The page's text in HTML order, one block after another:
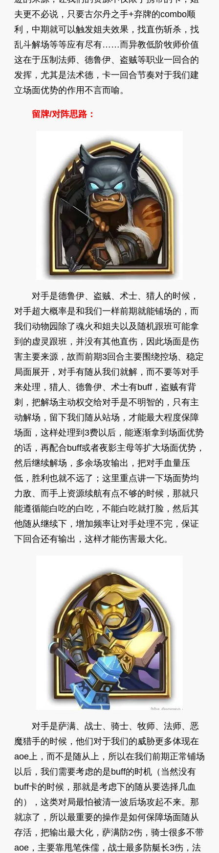
夫更不必说，只要古尔丹之手+弃牌的combo顺
利，中期就可以触发姐夫效果，找直伤斩杀，找
乱斗解场等等应有尽有……而异教低阶牧师价值
这在于压制法师、德鲁伊、盗贼等职业一回合的
发挥，尤其是法术德，卡一回合节奏对于我们建
立场面优势的作用不言而喻。
留牌/对阵思路：
对手是德鲁伊、盗贼、术士、猎人的时候，
对手超大概率是和我们一样前期就能铺场的，而
我们动物园除了魂火和姐夫以及随机跟班可能拿
到的虚灵跟班，并没有其他直伤，因此场面是伤
害主要来源，故而前期3回合主要围绕控场、稳定
局面展开，对手有随从我们就解，而不要等对手
来处理，猎人、德鲁伊、术士有buff，盗贼有背
刺，把解场主动权交给对手是不明智的，只有主
动解场，留下我们随从站场，才能最大程度保障
场面，这样处理到3费以后，能逐渐拿到场面优势
的话，再配合buff或者夜影主母等扩大场面优势，
然后继续解场，多余场攻输出，把对手血量压
低，胜利也就不远了；这里重点讲一下场面势均
力敌、而手上资源续航有点不够的时候，那就只
能遵循能白吃的白吃，不能白吃就打脸，然后其
他随从继续下，增加频率让对手处理不完，保证
下回合还有输出，这样才能伤害最大化。
对手是萨满、战士、骑士、牧师、法师、恶
魔猎手的时候，他们对于我们的威胁更多体现在
aoe上，而不是随从上，所以在我们前期正常铺场
以后，我们需要考虑的是buff的时机（当然没有
buff卡的时候，那就是考虑下的随从要选择几血
的），这类对局最怕被清一波后场攻起不来。那
就凉了，所以最重要的操作是如何保障场面随从
存活，把输出最大化，萨满防2伤，骑士很多不带
aoe，主要靠甩笔侏儒，战士最多防艇长3伤，法